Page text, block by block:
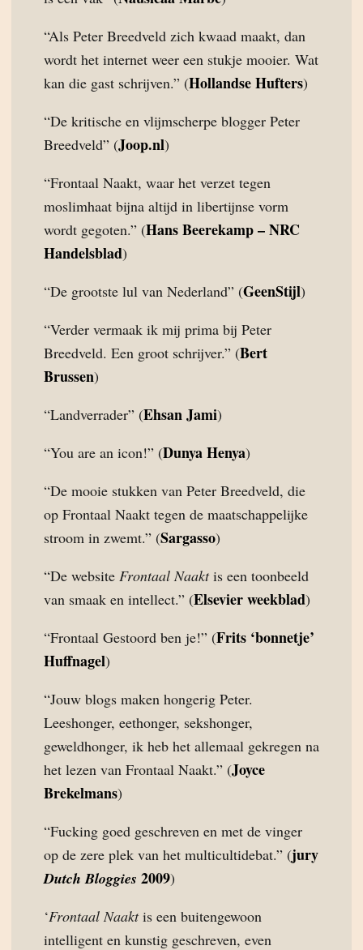
“Als Peter Breedveld zich kwaad maakt, dan
wordt het internet weer een stukje mooier. Wat
kan die gast schrijven.” (Hollandse Hufters)
“De kritische en vlijmscherpe blogger Peter
Breedveld” (Joop.nl)
“Frontaal Naakt, waar het verzet tegen
moslimhaat bijna altijd in libertijnse vorm
wordt gegoten.” (Hans Beerekamp – NRC
Handelsblad)
“De grootste lul van Nederland” (GeenStijl)
“Verder vermaak ik mij prima bij Peter
Breedveld. Een groot schrijver.” (Bert
Brussen)
“Landverrader” (Ehsan Jami)
“You are an icon!” (Dunya Henya)
“De mooie stukken van Peter Breedveld, die
op Frontaal Naakt tegen de maatschappelijke
stroom in zwemt.” (Sargasso)
“De website Frontaal Naaktis een toonbeeld
van smaak en intellect.” (Elsevier weekblad)
“Frontaal Gestoord ben je!” (Frits ‘bonnetje’
Huffnagel)
“Jouw blogs maken hongerig Peter.
Leeshonger, eethonger, sekshonger,
geweldhonger, ik heb het allemaal gekregen na
het lezen van Frontaal Naakt.” (Joyce
Brekelmans)
“Fucking goed geschreven en met de vinger
op de zere plek van het multicultidebat.” (jury
Dutch Bloggies 2009)
‘Frontaal Naaktis een buitengewoon
intelligent en kunstig geschreven, even